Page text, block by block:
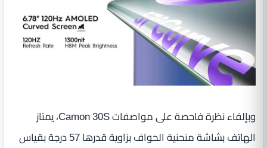
وبإلقاء نظرة فاحصة على مواصفات Camon 30S، يمتاز
الهاتف بشاشة منحنية الحواف بزاوية قدرها 57 درجة بقياس